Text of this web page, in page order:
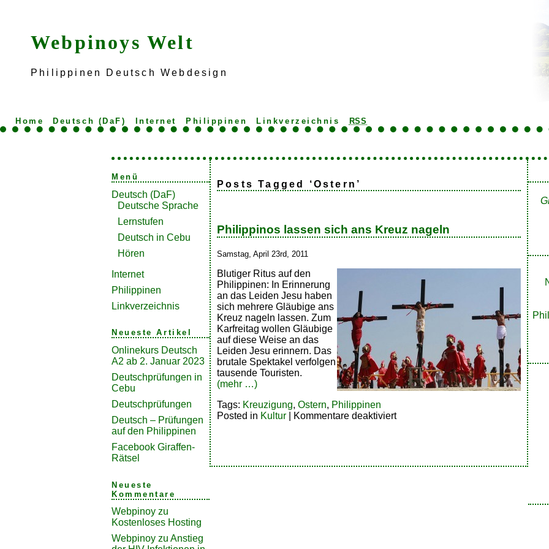
Webpinoys Welt
Philippinen Deutsch Webdesign
Home Deutsch (DaF) Internet Philippinen Linkverzeichnis RSS
Menü
Deutsch (DaF)
Deutsche Sprache
Lernstufen
Deutsch in Cebu
Hören
Internet
Philippinen
Linkverzeichnis
Neueste Artikel
Onlinekurs Deutsch
A2 ab 2. Januar 2023
Deutschprüfungen in
Cebu
Deutschprüfungen
Deutsch – Prüfungen
auf den Philippinen
Facebook Giraffen-
Rätsel
Neueste
Kommentare
Webpinoy zu
Kostenloses Hosting
Webpinoy zu Anstieg
Posts Tagged ‘Ostern’
Philippinos lassen sich ans Kreuz nageln
Samstag, April 23rd, 2011
Blutiger Ritus auf den
Philippinen: In Erinnerung
an das Leiden Jesu haben
sich mehrere Gläubige ans
Kreuz nageln lassen. Zum
Karfreitag wollen Gläubige
auf diese Weise an das
Leiden Jesu erinnern. Das
brutale Spektakel verfolgen
tausende Touristen.
(mehr …)
Tags: Kreuzigung, Ostern, Philippinen
Posted in Kultur Kommentare deaktiviertfür
Kreuz